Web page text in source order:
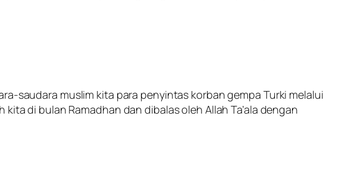
saudara muslim kita para penyintas korban gempa Turki melalui
di bulan Ramadhan dan dibalas oleh Allah Ta’ala dengan